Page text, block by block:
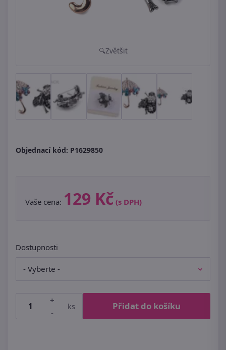
Zvětšit
Objednací kód: P1629850
Vaše cena: 129 Kč (s DPH)
Dostupnosti
+
-
ks Přidat do košíku